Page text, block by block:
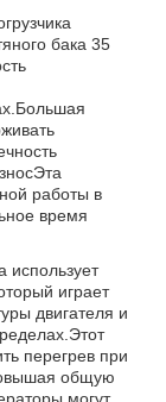
бака 35
работы в
время
использует
играет
двигателя и
перегрев при
общую